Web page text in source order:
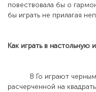
повествовала бы о
бы играть не прилагая
Как играть в настольную
В Го играют черными
расчерченной на